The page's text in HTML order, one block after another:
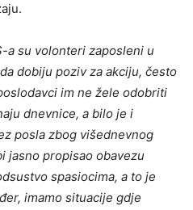
a su volonteri zaposleni u
dobiju poziv za akciju, često
im ne žele odobriti
dnevnice, a bilo je i
posla zbog višednevnog
jasno propisao obavezu
spasiocima, a to je
imamo situacije gdje